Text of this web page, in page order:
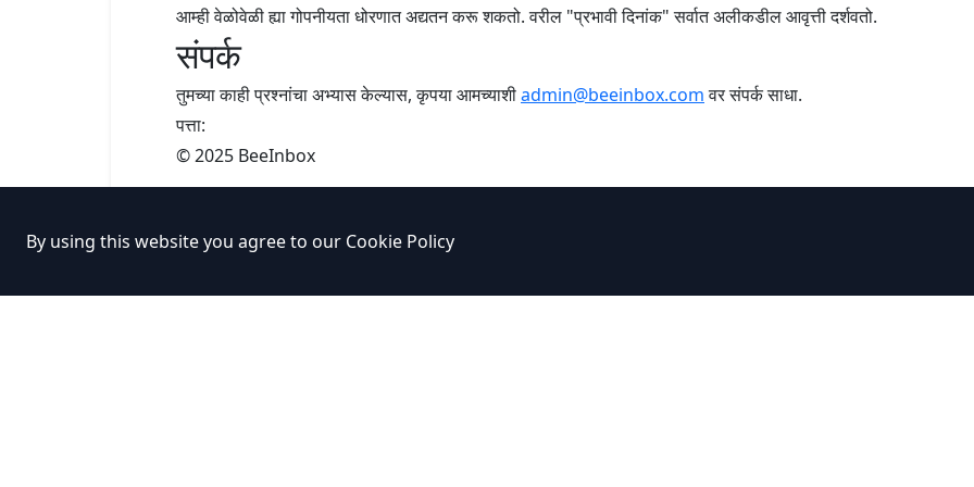
आम्ही वेळोवेळी ह्या गोपनीयता धोरणात अद्यतन करू शकतो. वरील "प्रभावी दिनांक" सर्वात अलीकडील आवृत्ती दर्शवतो.
संपर्क
तुमच्या काही प्रश्नांचा अभ्यास केल्यास, कृपया आमच्याशीadmin@beeinbox.comवर संपर्क साधा.
पत्ता:
© 2025 BeeInbox
By using this website you agree to our Cookie Policy